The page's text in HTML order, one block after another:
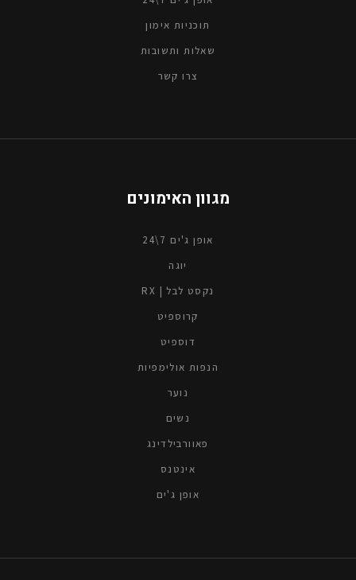
תוכניות אימון
שאלות ותשובות
צרו קשר
מגוון האימונים
אופן ג'ים 7\24
יוגה
נקסט לבל | RX
קרוספיט
דוספיט
הנפות אולימפיות
נוער
נשים
פאוורבילדינג
אינטנס
אופן ג'ים